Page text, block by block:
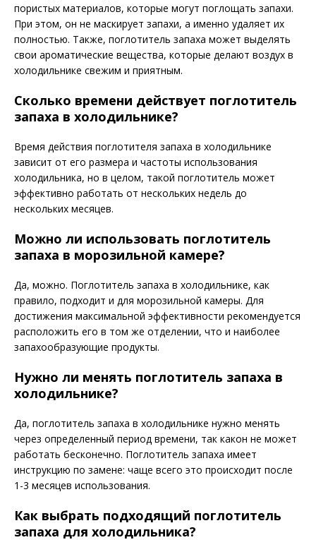
пористых материалов, которые могут поглощать запахи.
При этом, он не маскирует запахи, а именно удаляет их
полностью. Также, поглотитель запаха может выделять
свои ароматические вещества, которые делают воздух в
холодильнике свежим и приятным.
Сколько времени действует поглотитель
запаха в холодильнике?
Время действия поглотителя запаха в холодильнике
зависит от его размера и частоты использования
холодильника, но в целом, такой поглотитель может
эффективно работать от нескольких недель до
нескольких месяцев.
Можно ли использовать поглотитель
запаха в морозильной камере?
Да, можно. Поглотитель запаха в холодильнике, как
правило, подходит и для морозильной камеры. Для
достижения максимальной эффективности рекомендуется
расположить его в том же отделении, что и наиболее
запахообразующие продукты.
Нужно ли менять поглотитель запаха в
холодильнике?
Да, поглотитель запаха в холодильнике нужно менять
через определенный период времени, так какон не может
работать бесконечно. Поглотитель запаха имеет
инструкцию по замене: чаще всего это происходит после
1-3 месяцев использования.
Как выбрать подходящий поглотитель
запаха для холодильника?